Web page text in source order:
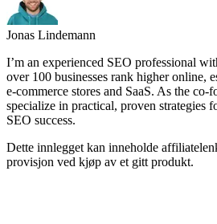
Jonas Lindemann
I’m an experienced SEO professional
over 100 businesses rank higher online,
e-commerce stores and SaaS. As the
specialize in practical, proven strategies
SEO success.
Dette innlegget kan inneholde
provisjon ved kjøp av et gitt produkt.